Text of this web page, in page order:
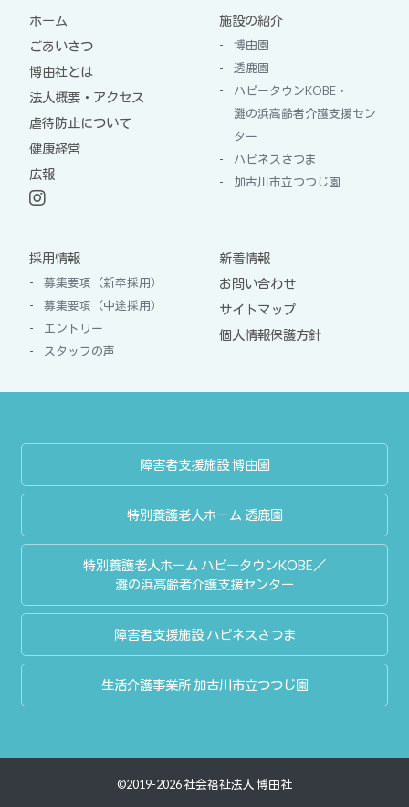
ホーム
ごあいさつ
博由社とは
法人概要・アクセス
虐待防止について
健康経営
広報
施設の紹介
博由園
透鹿園
ハピータウンKOBE・
灘の浜高齢者介護支援セン
ター
ハピネスさつま
加古川市立つつじ園
採用情報
募集要項（新卒採用）
募集要項（中途採用）
エントリー
スタッフの声
新着情報
お問い合わせ
サイトマップ
個人情報保護方針
障害者支援施設 博由園
特別養護老人ホーム 透鹿園
特別養護老人ホーム ハピータウンKOBE／
灘の浜高齢者介護支援センター
障害者支援施設 ハピネスさつま
生活介護事業所 加古川市立つつじ園
©2019-2026 社会福祉法人 博由社